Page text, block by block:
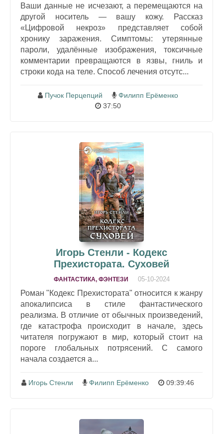
Ваши данные не исчезают, а перемещаются на
другой носитель — вашу кожу. Рассказ
«Цифровой некроз» представляет собой
хронику заражения. Симптомы: утерянные
пароли, удалённые изображения, токсичные
комментарии превращаются в язвы, гниль и
строки кода на теле. Способ лечения отсутс...
Пучок Перцепций
Филипп Ерёменко
37:50
Игорь Стенли - Кодекс
Прехистората. Суховей
ФАНТАСТИКА, ФЭНТЕЗИ 05-10-2024
Роман "Кодекс Прехистората" относится к жанру
апокалипсиса в стиле фантастического
реализма. В отличие от обычных произведений,
где катастрофа происходит в начале, здесь
читателя погружают в мир, который стоит на
пороге глобальных потрясений. С самого
начала создается а...
Игорь Стенли Филипп Ерёменко 09:39:46